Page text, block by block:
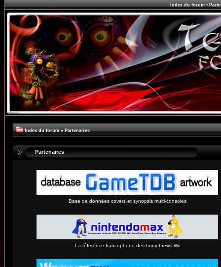
Index du forum•
Index du forum » Partenaires
Partenaires
Base de données covers et synopsis multi-consoles
La référence francophone des homebrews Wii